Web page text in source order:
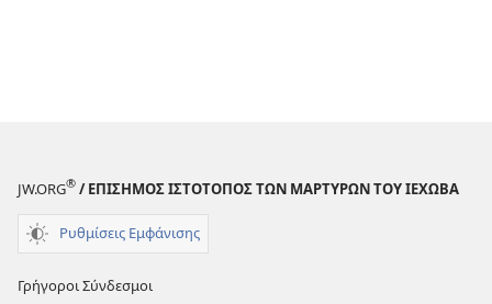
JW.ORG® / ΕΠΙΣΗΜΟΣ ΙΣΤΟΤΟΠΟΣ ΤΩΝ ΜΑΡΤΥΡΩΝ ΤΟΥ ΙΕΧΩΒΑ
Ρυθμίσεις Εμφάνισης
Γρήγοροι Σύνδεσμοι